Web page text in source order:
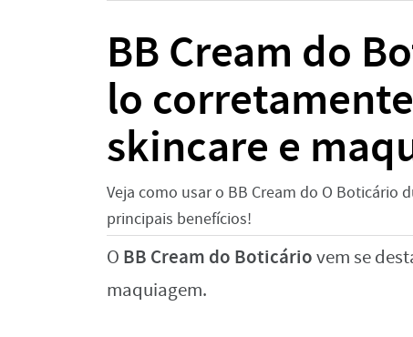
BB Cream do
lo
skincare e
Veja como usar o BB Cream do O Boticário
principais benefícios!
O BB Cream do Boticáriovem se
maquiagem.